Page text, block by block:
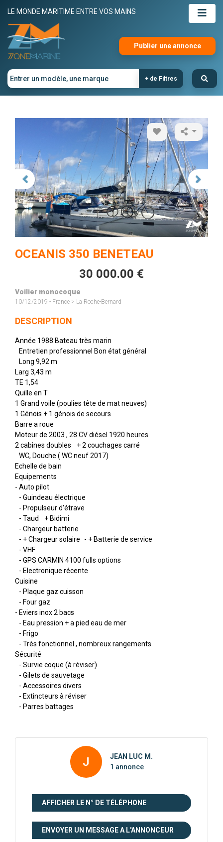
LE MONDE MARITIME ENTRE VOS MAINS
Publier une annonce
+ de Filtres
OCEANIS 350 BENETEAU
30 000.00 €
Voilier monocoque
10/12/2019 - France > La Roche-Bernard
DESCRIPTION
Année 1988 Bateau très marin
Entretien professionnel Bon état général
Long 9,92 m
Larg 3,43 m
TE 1,54
Quille en T
1 Grand voile (poulies tête de mat neuves)
1 Génois + 1 génois de secours
Barre a roue
Moteur de 2003 , 28 CV diésel 1920 heures
2 cabines doubles + 2 couchages carré
WC, Douche ( WC neuf 2017)
Echelle de bain
Equipements
- Auto pilot
- Guindeau électrique
- Propulseur d'étrave
- Taud + Bidimi
- Chargeur batterie
- + Chargeur solaire - + Batterie de service
- VHF
- GPS CARMIN 4100 fulls options
- Electronique récente
Cuisine
- Plaque gaz cuisson
- Four gaz
- Eviers inox 2 bacs
- Eau pression + a pied eau de mer
- Frigo
- Très fonctionnel , nombreux rangements
Sécurité
- Survie coque (à réviser)
- Gilets de sauvetage
- Accessoires divers
- Extincteurs à réviser
- Parres battages
J
JEAN LUC M.
1 annonce
AFFICHER LE N° DE TÉLÉPHONE
ENVOYER UN MESSAGE A L'ANNONCEUR